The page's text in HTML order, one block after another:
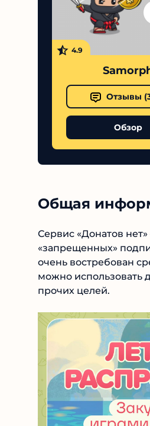
4.9
Samorph
Отзывы (
Обзор
Общая
Сервис «Донатов
«запрещенных»
очень востребован
можно использовать
прочих целей.